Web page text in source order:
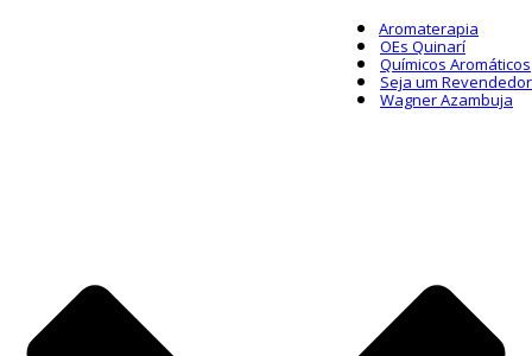
Aromaterapia
OEs Quinarí
Químicos Aromáticos
Seja um Revendedor
Wagner Azambuja